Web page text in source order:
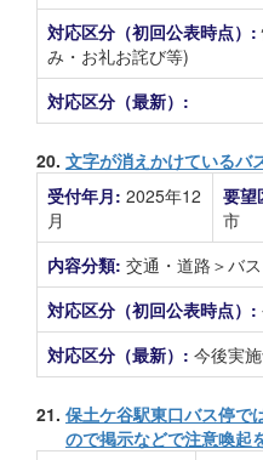
対応区分（初回公表時点）:
み・お礼お詫び等)
対応区分（最新）:
20. 文字が消えかけているバ
受付年月: 2025年12
月
要望
市
内容分類: 交通・道路＞バ
対応区分（初回公表時点）:
対応区分（最新）: 今後実
21. 保土ケ谷駅東口バス停で
ので掲示などで注意喚起